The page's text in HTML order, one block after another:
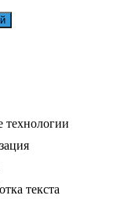
технологии
текста